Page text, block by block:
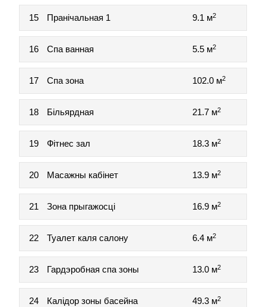
15 Пранічальная 1 9.1 м2
16 Спа ванная 5.5 м2
17 Спа зона 102.0 м2
18 Більярдная 21.7 м2
19 Фітнес зал 18.3 м2
20 Масажны кабінет 13.9 м2
21 Зона прыгажосці 16.9 м2
22 Туалет каля салону 6.4 м2
23 Гардэробная спа зоны 13.0 м2
24 Калідор зоны басейна 49.3 м2